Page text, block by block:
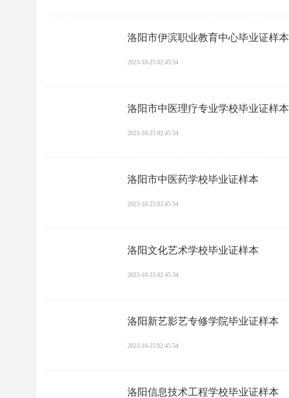
洛阳市伊滨职业教育中心毕业证样本
2023-10-25 02:45:54
洛阳市中医理疗专业学校毕业证样本
2023-10-25 02:45:54
洛阳市中医药学校毕业证样本
2023-10-25 02:45:54
洛阳文化艺术学校毕业证样本
2023-10-25 02:45:54
洛阳新艺影艺专修学院毕业证样本
2023-10-25 02:45:54
洛阳信息技术工程学校毕业证样本